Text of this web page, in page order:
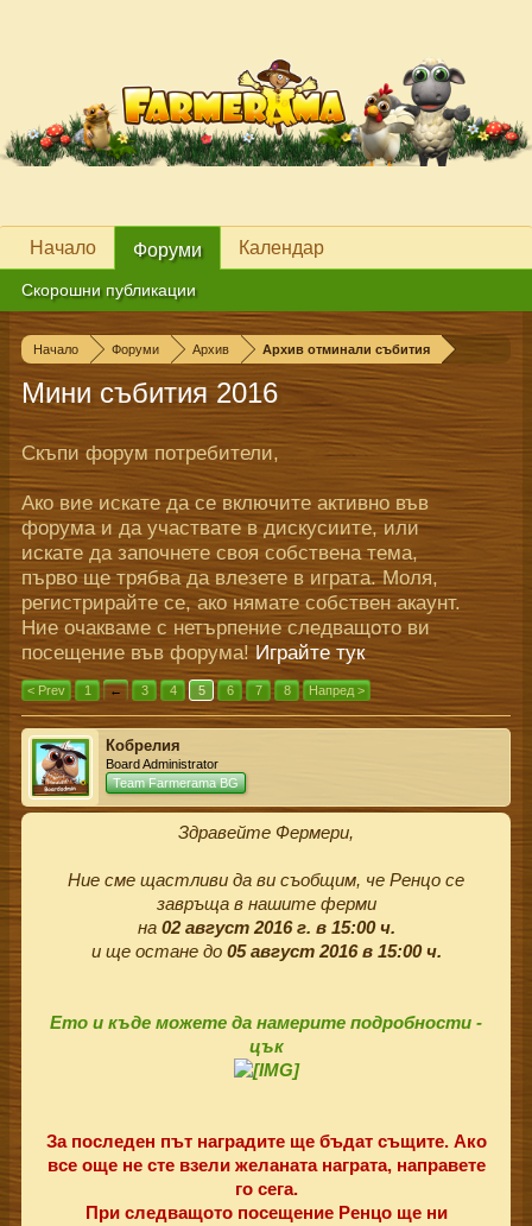
Начало Форуми Архив Архив отминали събития
Мини събития 2016
Скъпи форум потребители,
Ако вие искате да се включите активно във
форума и да участвате в дискусиите, или
искате да започнете своя собствена тема,
първо ще трябва да влезете в играта. Моля,
регистрирайте се, ако нямате собствен акаунт.
Ние очакваме с нетърпение следващото ви
посещение във форума!Играйте тук
< Prev 1 ← 3 4 5 6 7 8 Напред >
Кобрелия
Board Administrator
Team Farmerama BG
Здравейте Фермери,
Ние сме щастливи да ви съобщим, че Ренцо се
завръща в нашите ферми
на 02 август 2016 г. в 15:00 ч.
и ще остане до 05 август 2016 в 15:00 ч.
Ето и къде можете да намерите подробности -
цък
За последен път наградите ще бъдат същите. Ако
все още не сте взели желаната награта, направете
го сега.
При следващото посещение Ренцо ще ни
Начало Форуми
Скорошни публикации
Календар